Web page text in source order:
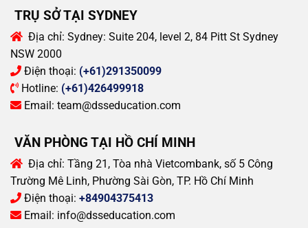
TRỤ SỞ TẠI SYDNEY
Địa chỉ: Sydney: Suite 204, level 2, 84 Pitt St Sydney
NSW 2000
Điện thoại: (+61)291350099
Hotline: (+61)426499918
Email: team@dsseducation.com
VĂN PHÒNG TẠI HỒ CHÍ MINH
Địa chỉ: Tầng 21, Tòa nhà Vietcombank, số 5 Công
Trường Mê Linh, Phường Sài Gòn, TP. Hồ Chí Minh
Điện thoại: +84904375413
Email: info@dsseducation.com